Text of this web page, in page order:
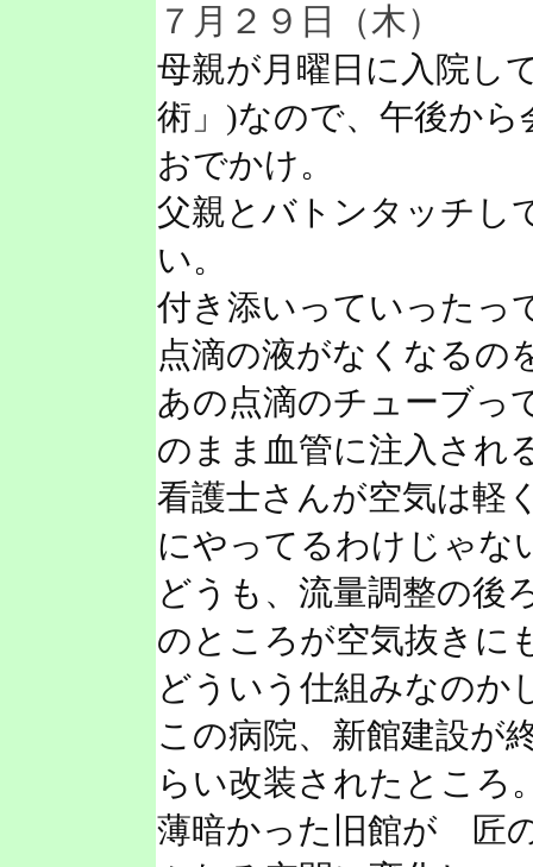
７月２９日（木）
母親が月曜日に入院し
術」)なので、午後か
おでかけ。
父親とバトンタッチし
い。
付き添いっていった
点滴の液がなくなるの
あの点滴のチューブ
のまま血管に注入され
看護士さんが空気は軽
にやってるわけじゃな
どうも、流量調整の後
のところが空気抜きに
どういう仕組みなのか
この病院、新館建設が
らい改装されたところ
薄暗かった旧館が 匠